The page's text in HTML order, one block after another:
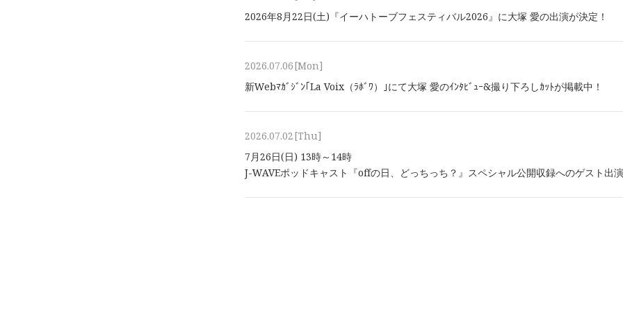
2026年8⽉22⽇(土)『イーハトーブフェスティバル2026』に大塚 愛の出演が決定！
2026.07.06[Mon]
新Webﾏｶﾞｼﾞﾝ｢La Voix（ﾗﾎﾞﾜ）｣にて大塚 愛のｲﾝﾀﾋﾞｭｰ&撮り下ろしｶｯﾄが掲載中！
2026.07.02[Thu]
7月26日(日) 13時～14時
J-WAVEポッドキャスト『offの日、どっちっち？』スペシャル公開収録へのゲスト出演